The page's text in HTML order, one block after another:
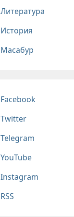
Литература
История
Масабур
Соц сети
Facebook
Twitter
Telegram
YouTube
Instagram
RSS